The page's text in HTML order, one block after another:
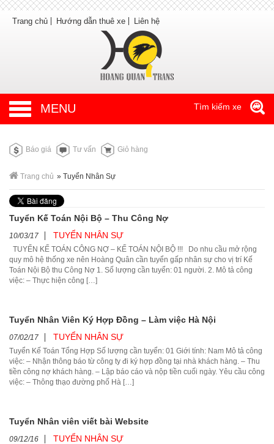
Trang chủ Hướng dẫn thuê xe Liên hệ
MENU Tìm kiếm xe
Báo giá Tư vấn Giỏ hàng
Trang chủ » Tuyển Nhân Sự
Tuyển Kế Toán Nội Bộ – Thu Công Nợ
10/03/17 TUYỂN NHÂN SỰ
TUYỂN KẾ TOÁN CÔNG NỢ – KẾ TOÁN NỘI BỘ !!! Do nhu cầu mở rộng
quy mô hệ thống xe nên Hoàng Quân cần tuyển gấp nhân sự cho vị trí Kế
Toán Nội Bộ thu Công Nợ 1. Số lượng cần tuyển: 01 người. 2. Mô tả công
việc: – Thực hiện công […]
Tuyển Nhân Viên Ký Hợp Đồng – Làm việc Hà Nội
07/02/17 TUYỂN NHÂN SỰ
Tuyển Kế Toán Tổng Hợp Số lượng cần tuyển: 01 Giới tính: Nam Mô tả công
việc: – Nhận thông báo từ công ty đi ký hợp đồng tại nhà khách hàng. – Thu
tiền công nợ khách hàng. – Lập báo cáo và nộp tiền cuối ngày. Yêu cầu công
việc: – Thông thạo đường phố Hà […]
Tuyển Nhân viên viết bài Website
09/12/16 TUYỂN NHÂN SỰ